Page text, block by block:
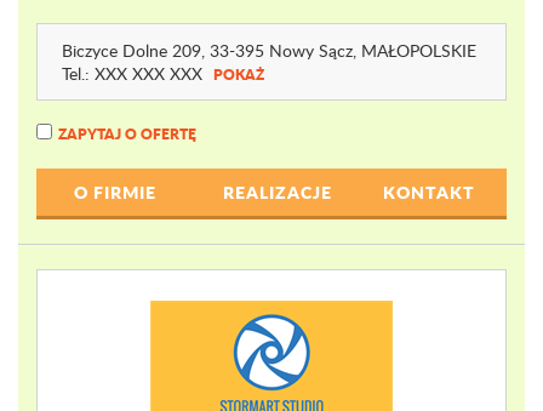
Biczyce Dolne 209, 33-395 Nowy Sącz, MAŁOPOLSKIE
Tel.: XXX XXX XXX POKAŻ
ZAPYTAJ O OFERTĘ
O FIRMIE REALIZACJE KONTAKT